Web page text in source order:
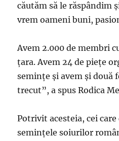
căutăm să le răspândim
vrem oameni buni,
Avem 2.000 de membri
ţara. Avem 24 de pieţe
seminţe şi avem şi două
trecut”, a spus Rodica
Potrivit acesteia, cei care
seminţele soiurilor